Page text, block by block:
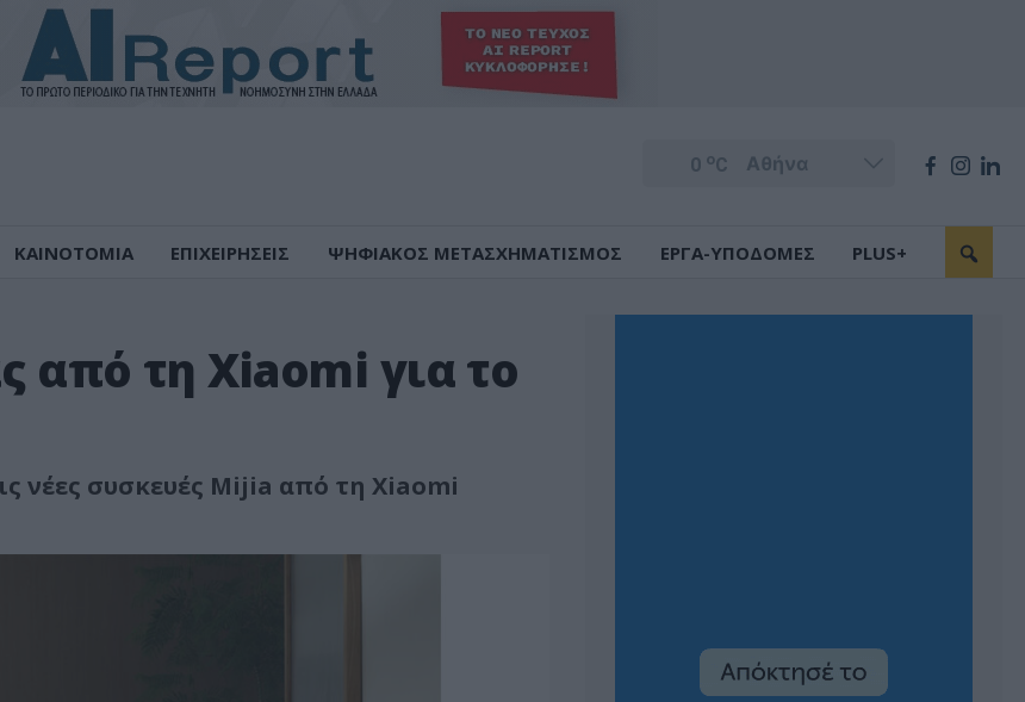
0 oC
ΚΑΙΝΟΤΟΜΙΑ ΕΠΙΧΕΙΡΗΣΕΙΣ ΨΗΦΙΑΚΟΣ ΜΕΤΑΣΧΗΜΑΤΙΣΜΟΣ ΕΡΓΑ-ΥΠΟΔΟΜΕΣ PLUS+
από τη Xiaomi για το
νέες συσκευές Mijia από τη Xiaomi